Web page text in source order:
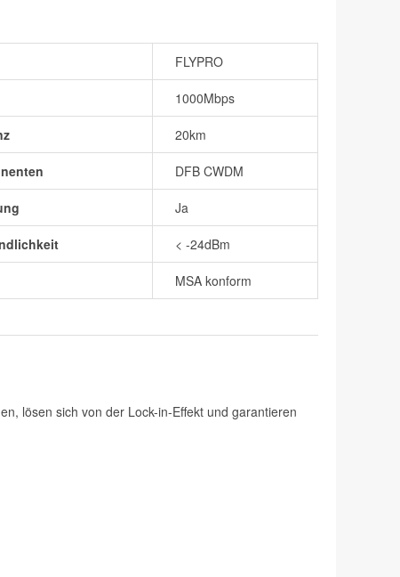
FLYPRO
1000Mbps
20km
DFB CWDM
Ja
< -24dBm
MSA konform
lösen sich von der Lock-in-Effekt und garantieren